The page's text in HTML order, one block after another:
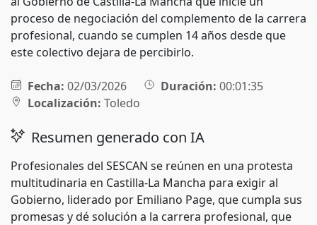
proceso de negociación del complemento de la carrera
profesional, cuando se cumplen 14 años desde que
este colectivo dejara de percibirlo.
Fecha: 02/03/2026 Duración: 00:01:35
Localización: Toledo
Resumen generado con IA
Profesionales del SESCAN se reúnen en una protesta
multitudinaria en Castilla-La Mancha para exigir al
Gobierno, liderado por Emiliano Page, que cumpla sus
promesas y dé solución a la carrera profesional, que